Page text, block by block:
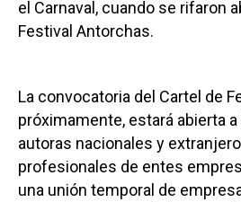
el Carnaval, cuando se rifaron
Festival Antorchas.
La convocatoria del Cartel de
próximamente, estará abierta
autoras nacionales y
profesionales de entes
una unión temporal de